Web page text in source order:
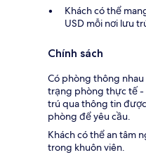
Khách có thể
USD mỗi nơi lưu
Chính sách
Có phòng thông
trạng phòng thực tế -
trú qua thông tin
phòng để yêu cầu.
Khách có thể an tâm
trong khuôn viên.